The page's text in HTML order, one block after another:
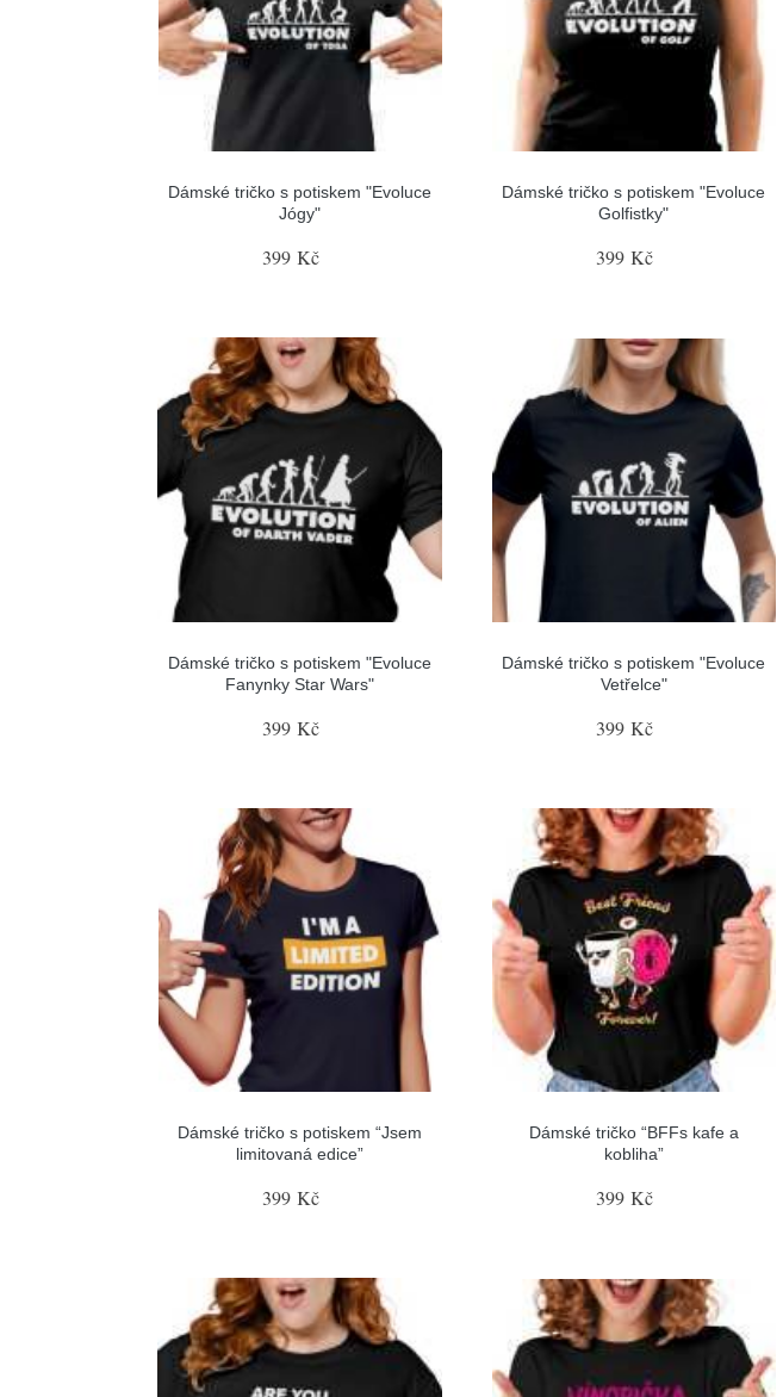
Dámské tričko s potiskem "Evoluce
Jógy"
399 Kč
Dámské tričko s potiskem "Evoluce
Golfistky"
399 Kč
Dámské tričko s potiskem "Evoluce
Fanynky Star Wars"
399 Kč
Dámské tričko s potiskem "Evoluce
Vetřelce"
399 Kč
Dámské tričko s potiskem “Jsem
limitovaná edice”
399 Kč
Dámské tričko “BFFs kafe a
kobliha”
399 Kč